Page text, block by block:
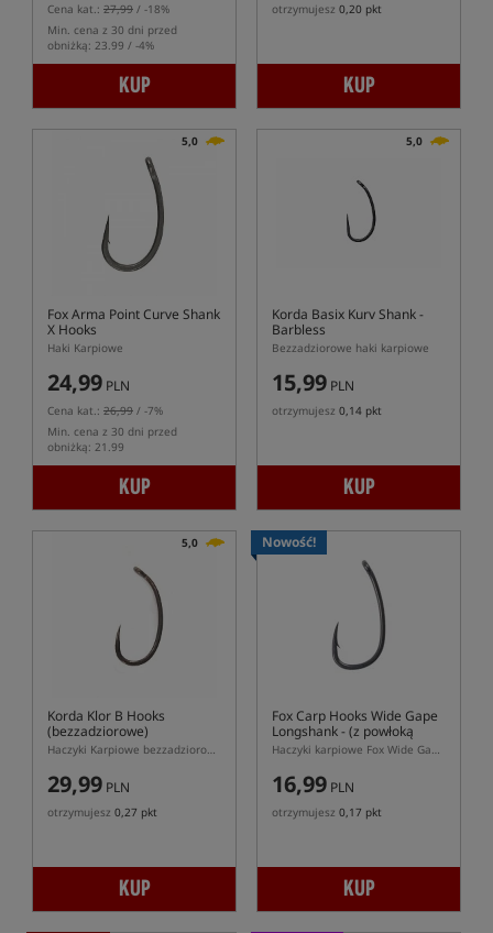
Cena kat.: 27,99 / -18%
Min. cena z 30 dni przed
obniżką: 23.99 / -4%
KUP
otrzymujesz 0,20 pkt
KUP
5,0
Fox Arma Point Curve Shank
X Hooks
Haki Karpiowe
24,99 PLN
Cena kat.: 26,99 / -7%
Min. cena z 30 dni przed
obniżką: 21.99
KUP
5,0
Korda Basix Kurv Shank -
Barbless
Bezzadziorowe haki karpiowe
15,99 PLN
otrzymujesz 0,14 pkt
KUP
5,0
Korda Klor B Hooks
(bezzadziorowe)
Haczyki Karpiowe bezzadziorowe
29,99 PLN
otrzymujesz 0,27 pkt
KUP
Nowość!
Fox Carp Hooks Wide Gape
Longshank- (z powłoką
PTFE)
Haczyki karpiowe Fox Wide Gape Longshank PTFE do Ronnie Rig
16,99 PLN
otrzymujesz 0,17 pkt
KUP